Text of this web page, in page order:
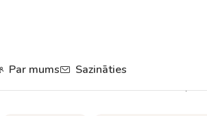
Par mums Sazināties